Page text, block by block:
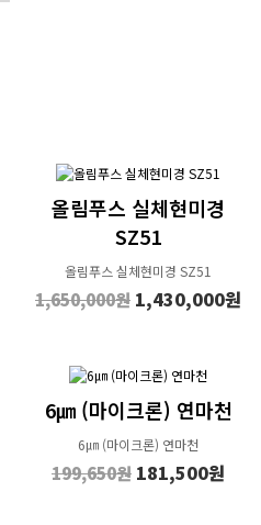
올림푸스 실체현미경
SZ51
올림푸스 실체현미경 SZ51
1,650,000원 1,430,000원
6㎛ (마이크론) 연마천
6㎛ (마이크론) 연마천
199,650원 181,500원